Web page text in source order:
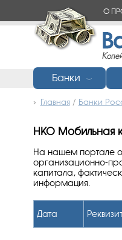
О
Банки ﹀
Главная/ Банки
НКО Мобильная
На нашем портале
организационно-
капитала,
информация.
Дата Реквизит